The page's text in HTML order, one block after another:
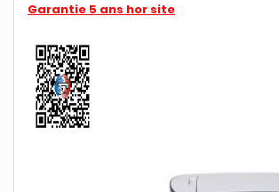
Garantie 5 ans hor site